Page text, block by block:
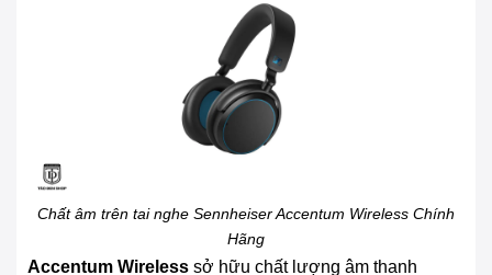
Chất âm trên tai nghe Sennheiser Accentum Wireless Chính
Hãng
Accentum Wireless sở hữu chất lượng âm thanh